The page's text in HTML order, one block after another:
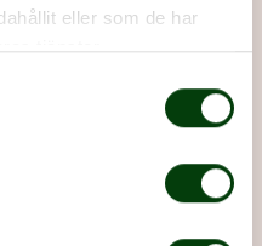
eller som de har
tjänster.